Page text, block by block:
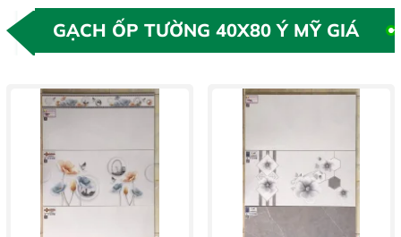
GẠCH ỐP TƯỜNG 40X80 Ý MỸ GIÁ